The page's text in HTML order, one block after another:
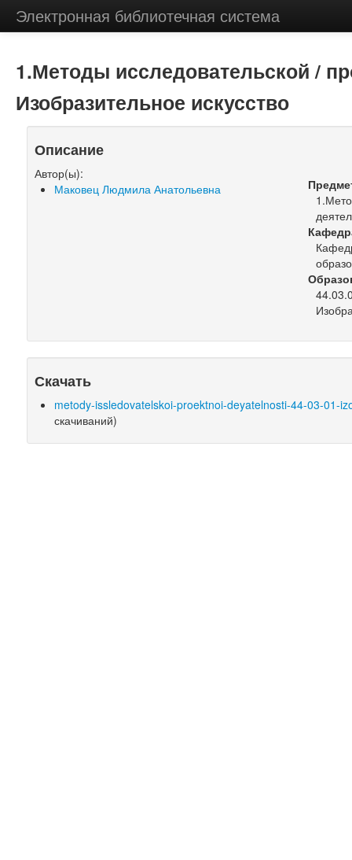
Электронная библиотечная система
1.Методы исследовательской /
Изобразительное искусство
Описание
Автор(ы):
Маковец Людмила Анатольевна
Скачать
metody-issledovatelskoi-proektnoi-deyatelnosti-44-03-01-
скачиваний)